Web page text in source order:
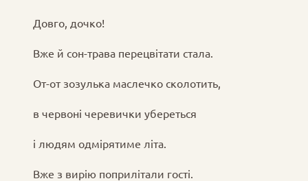
Довго, дочко!
Вже й сон-трава перецвітати стала.
От-от зозулька маслечко сколотить,
в червоні черевички убереться
і людям одмірятиме літа.
Вже з вирію поприлітали гості.